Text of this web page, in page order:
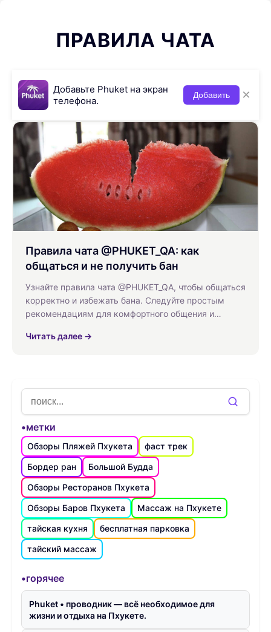
ПРАВИЛА ЧАТА
Добавьте Phuket на экран
телефона.
Добавить ×
Правила чата @PHUKET_QA: как
общаться и не получить бан
Узнайте правила чата @PHUKET_QA, чтобы общаться
корректно и избежать бана. Следуйте простым
рекомендациям для комфортного общения и
Читать далее →
•метки
Обзоры Пляжей Пхукета
фаст трек
Бордер ран
Большой Будда
Обзоры Ресторанов Пхукета
Обзоры Баров Пхукета
Массаж на Пхукете
тайская кухня
бесплатная парковка
тайский массаж
•горячее
Phuket • проводник — всё необходимое для
жизни и отдыха на Пхукете.